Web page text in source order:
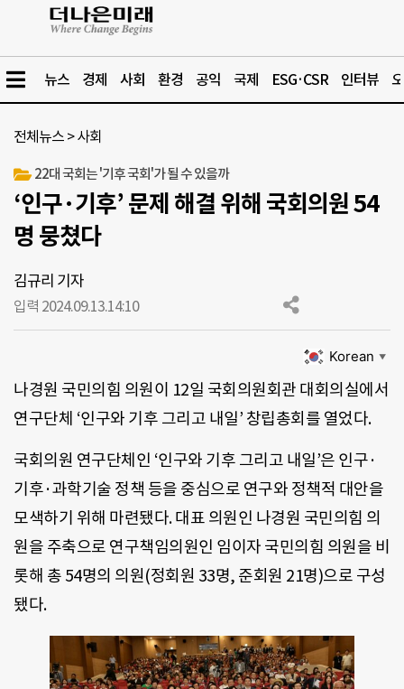
뉴스 경제 사회 환경 공익 국제 ESG·CSR 인터뷰
전체뉴스 >사회
22대 국회는 '기후 국회'가 될 수 있을까
‘인구·기후’ 문제 해결 위해 국회의원 54
명 뭉쳤다
김규리 기자
입력 2024.09.13.14:10
Korean ▼
나경원 국민의힘 의원이 12일 국회의원회관 대회의실에서
연구단체 ‘인구와 기후 그리고 내일’ 창립총회를 열었다.
국회의원 연구단체인 ‘인구와 기후 그리고 내일’은 인구·
기후·과학기술 정책 등을 중심으로 연구와 정책적 대안을
모색하기 위해 마련됐다. 대표 의원인 나경원 국민의힘 의
원을 주축으로 연구책임의원인 임이자 국민의힘 의원을 비
롯해 총 54명의 의원(정회원 33명, 준회원 21명)으로 구성
됐다.